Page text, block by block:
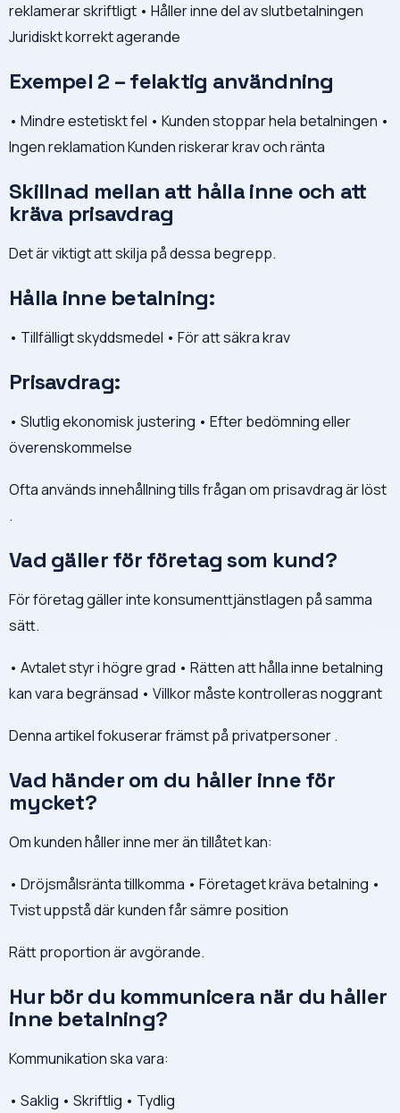
reklamerar skriftligt • Håller inne del av slutbetalningen
Juridiskt korrekt agerande
Exempel 2 – felaktig användning
• Mindre estetiskt fel • Kunden stoppar hela betalningen •
Ingen reklamation Kunden riskerar krav och ränta
Skillnad mellan att hålla inne och att
kräva prisavdrag
Det är viktigt att skilja på dessa begrepp.
Hålla inne betalning:
• Tillfälligt skyddsmedel • För att säkra krav
Prisavdrag:
• Slutlig ekonomisk justering • Efter bedömning eller
överenskommelse
Ofta används innehållning tills frågan om prisavdrag är löst
.
Vad gäller för företag som kund?
För företag gäller inte konsumenttjänstlagen på samma
sätt.
• Avtalet styr i högre grad • Rätten att hålla inne betalning
kan vara begränsad • Villkor måste kontrolleras noggrant
Denna artikel fokuserar främst på privatpersoner .
Vad händer om du håller inne för
mycket?
Om kunden håller inne mer än tillåtet kan:
• Dröjsmålsränta tillkomma • Företaget kräva betalning •
Tvist uppstå där kunden får sämre position
Rätt proportion är avgörande.
Hur bör du kommunicera när du håller
inne betalning?
Kommunikation ska vara:
• Saklig • Skriftlig • Tydlig